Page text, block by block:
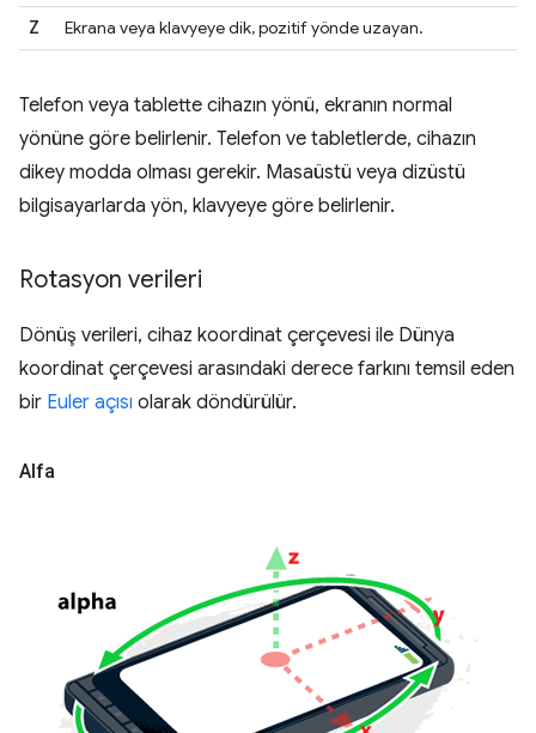
Z Ekrana veya klavyeye dik, pozitif yönde uzayan.
Telefon veya tablette cihazın yönü, ekranın normal
yönüne göre belirlenir. Telefon ve tabletlerde, cihazın
dikey modda olması gerekir. Masaüstü veya dizüstü
bilgisayarlarda yön, klavyeye göre belirlenir.
Rotasyon verileri
Dönüş verileri, cihaz koordinat çerçevesi ile Dünya
koordinat çerçevesi arasındaki derece farkını temsil eden
bir Euler açısı olarak döndürülür.
Alfa